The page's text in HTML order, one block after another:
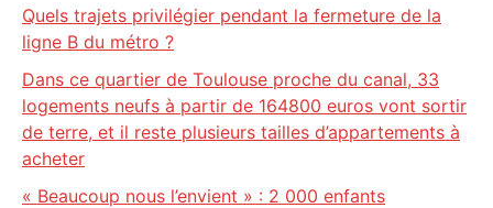
Quels trajets privilégier pendant la fermeture de la
ligne B du métro ?
Dans ce quartier de Toulouse proche du canal, 33
logements neufs à partir de 164800 euros vont sortir
de terre, et il reste plusieurs tailles d’appartements à
acheter
« Beaucoup nous l’envient » : 2 000 enfants